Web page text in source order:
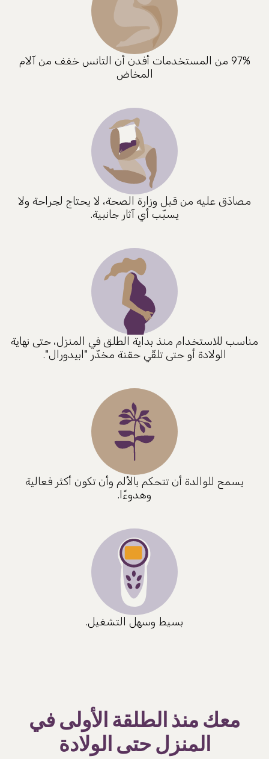
97% من المستخدمات أفدن أن التانس خفف من آلام
المخاض
مصادَق عليه من قبل وزارة الصحة، لا يحتاج لجراحة ولا
يسبّب أي آثار جانبية.
مناسب للاستخدام منذ بداية الطلق في المنزل، حتى نهاية
الولادة أو حتى تلقّي حقنة مخدّر "ابيدورال".
يسمح للوالدة أن تتحكم بالألم وأن تكون أكثر فعالية
وهدوءًا.
بسيط وسهل التشغيل.
معك منذ الطلقة الأولى في
المنزل حتى الولادة